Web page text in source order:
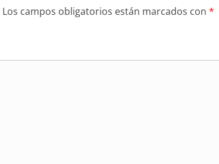
Los campos obligatorios están marcados con *